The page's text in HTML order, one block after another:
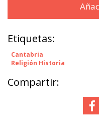
Etiquetas:
Cantabria
Religión Historia
Compartir: